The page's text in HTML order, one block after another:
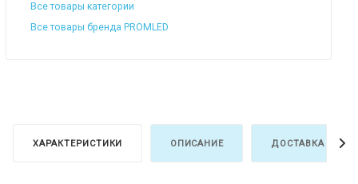
Все товары категории
Все товары бренда PROMLED
ХАРАКТЕРИСТИКИ ОПИСАНИЕ ДОСТАВКА И